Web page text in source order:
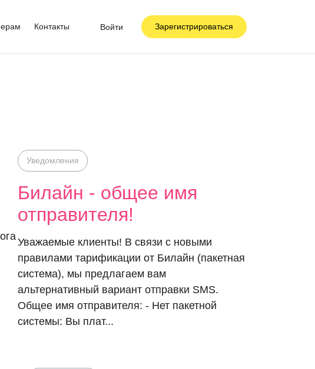
Контакты Войти Зарегистрироваться
Уведомления
Билайн - общее имя
отправителя!
Уважаемые клиенты! В связи с новыми
правилами тарификации от Билайн (пакетная
система), мы предлагаем вам
альтернативный вариант отправки SMS.
Общее имя отправителя: - Нет пакетной
системы: Вы плат...